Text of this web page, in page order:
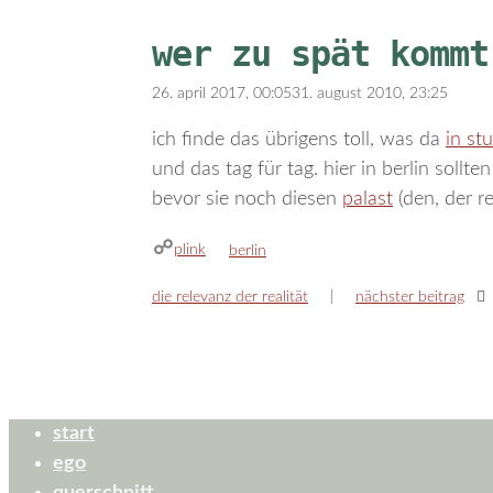
wer zu spät kommt
26. april 2017, 00:0531. august 2010, 23:25
ich finde das übrigens toll, was da in
und das tag für tag. hier in berlin
bevor sie noch diesen palast (den, der
plink kategorien
berlin
die relevanz der realität nächster beitrag
start
ego